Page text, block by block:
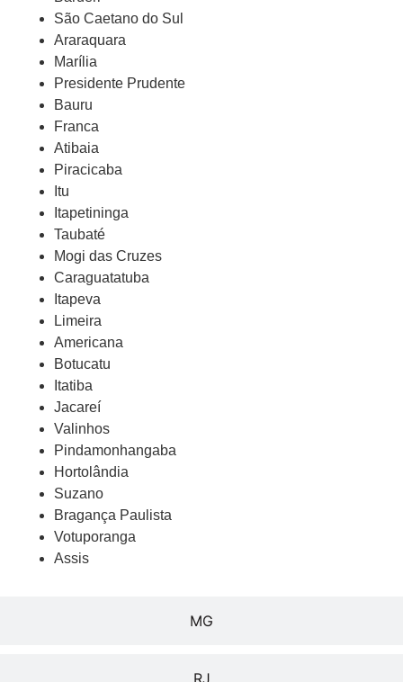
MG
RJ
São Caetano do Sul
Araraquara
Marília
Presidente Prudente
Bauru
Franca
Atibaia
Piracicaba
Itu
Itapetininga
Taubaté
Mogi das Cruzes
Caraguatatuba
Itapeva
Limeira
Americana
Botucatu
Itatiba
Jacareí
Valinhos
Pindamonhangaba
Hortolândia
Suzano
Bragança Paulista
Votuporanga
Assis